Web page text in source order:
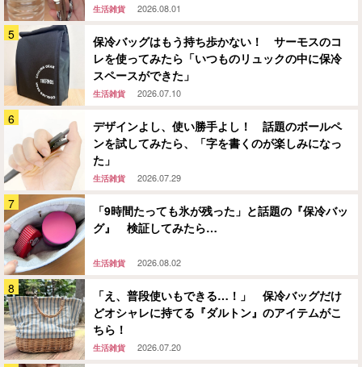
生活雑貨 2026.08.01
保冷バッグはもう持ち歩かない！ サーモスのコ
レを使ってみたら「いつものリュックの中に保冷
スペースができた」
生活雑貨 2026.07.10
デザインよし、使い勝手よし！ 話題のボールペ
ンを試してみたら、「字を書くのが楽しみになっ
た」
生活雑貨 2026.07.29
「9時間たっても氷が残った」と話題の『保冷バッ
グ』 検証してみたら…
生活雑貨 2026.08.02
「え、普段使いもできる…！」 保冷バッグだけ
どオシャレに持てる『ダルトン』のアイテムがこ
ちら！
生活雑貨 2026.07.20